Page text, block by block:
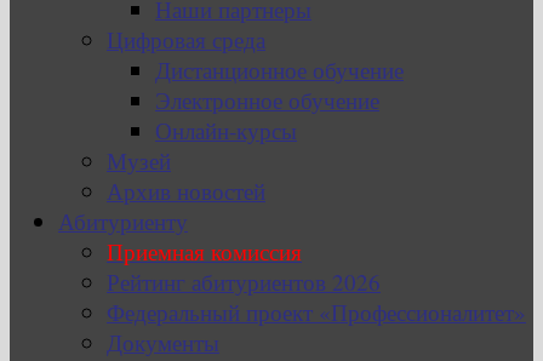
Наши партнеры
Цифровая среда
Дистанционное обучение
Электронное обучение
Онлайн-курсы
Музей
Архив новостей
Абитуриенту
Приемная комиссия
Рейтинг абитуриентов 2026
Федеральный проект «Профессионалитет»
Документы